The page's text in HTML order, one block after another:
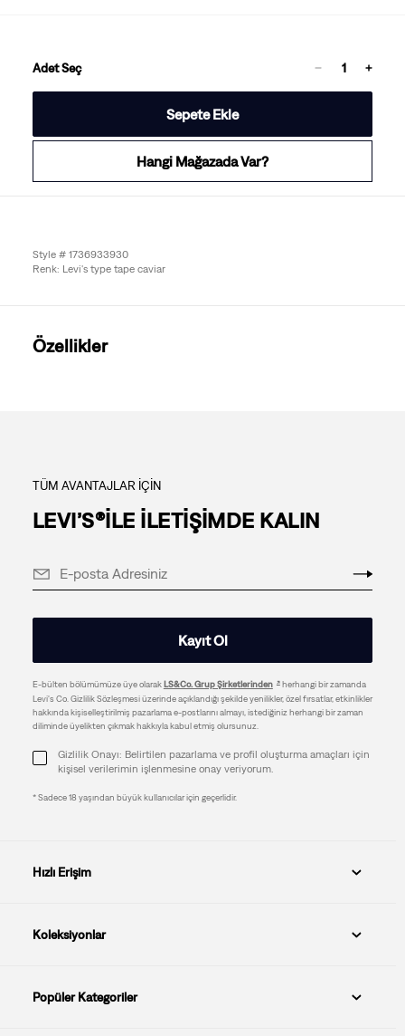
Adet Seç
Sepete Ekle
Hangi Mağazada Var?
Style # 1736933930
Renk: Levi's type tape caviar
Özellikler
TÜM AVANTAJLAR İÇİN
LEVI’S®İLE İLETİŞİMDE KALIN
Kayıt Ol
E-bülten bölümümüze üye olarakLS&Co. Grup Şirketlerinden
herhangi bir zamanda
Levi's Co. Gizlilik Sözleşmesi üzerinde açıklandığı şekilde yenilikler, özel fırsatlar, etkinlikler
hakkında kişiselleştirilmiş pazarlama e-postlarını almayı, istediğiniz herhangi bir zaman
diliminde üyelikten çıkmak hakkıyla kabul etmiş olursunuz.
Gizlilik Onayı: Belirtilen pazarlama ve profil oluşturma amaçları için
kişisel verilerimin işlenmesine onay veriyorum.
* Sadece 18 yaşından büyük kullanıcılar için geçerlidir.
Hızlı Erişim
Koleksiyonlar
Popüler Kategoriler